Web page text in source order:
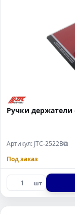
Ручки держатели
Артикул: JTC-2522B⧉
Под заказ
шт